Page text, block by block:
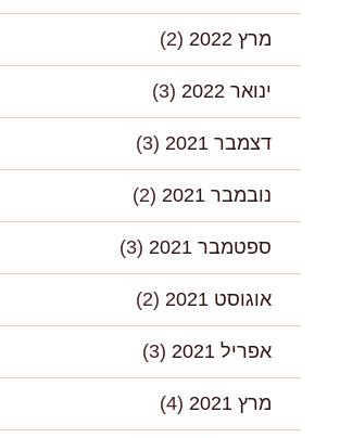
מרץ 2022 (2)
ינואר 2022 (3)
דצמבר 2021 (3)
נובמבר 2021 (2)
ספטמבר 2021 (3)
אוגוסט 2021 (2)
אפריל 2021 (3)
מרץ 2021 (4)